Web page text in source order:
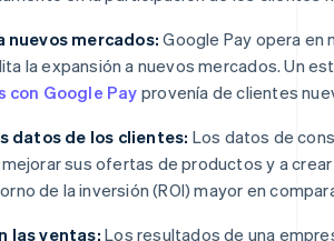
nuevos mercados: Google Pay opera en
la expansión a nuevos mercados. Un
con Google Payprovenía de clientes
datos de los clientes: Los datos de
sus ofertas de productos y a
de la inversión (ROI) mayor en
las ventas: Los resultados de una